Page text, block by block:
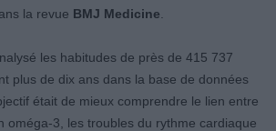
la revue BMJ Medicine
les habitudes de près de 415 737
plus de dix ans dans la base de données
était de mieux comprendre le lien entre
oméga-3, les troubles du rythme cardiaque